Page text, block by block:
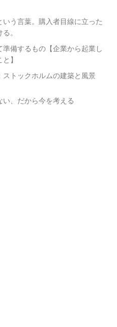
いう言葉。購入者目線に立った
。
準備するもの【企業から起業し
】
ストックホルムの建築と風景
い、だから今を考える